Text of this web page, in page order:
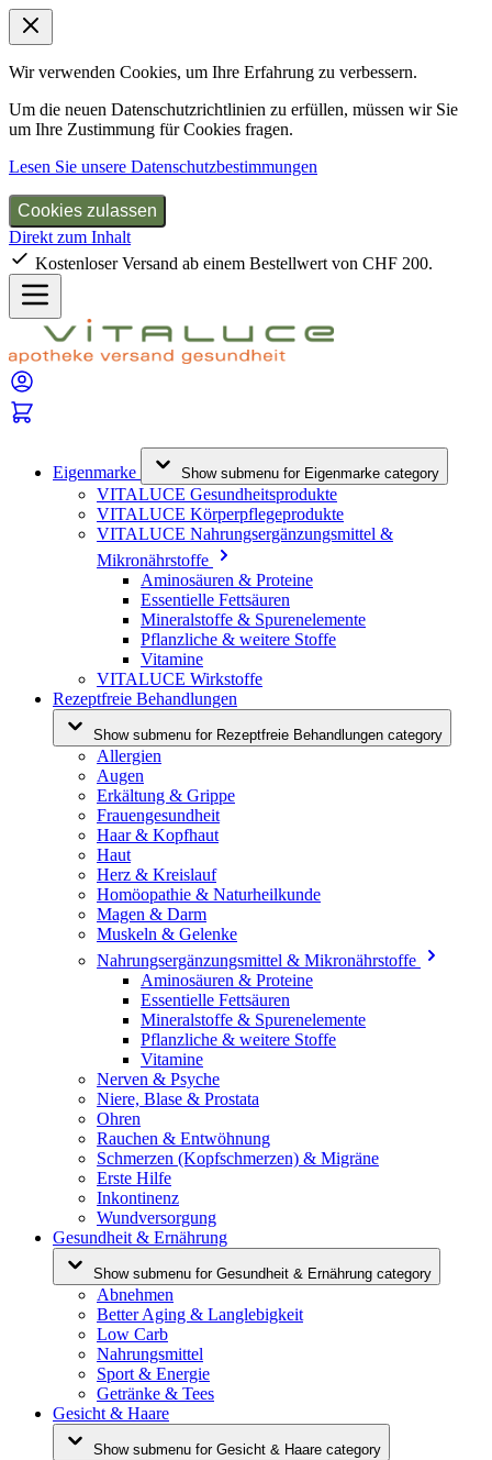
Wir verwenden Cookies, um Ihre Erfahrung zu verbessern.
Um die neuen Datenschutzrichtlinien zu erfüllen, müssen wir Sie
um Ihre Zustimmung für Cookies fragen.
Lesen Sie unsere Datenschutzbestimmungen
Cookies zulassen
Direkt zum Inhalt
Kostenloser Versand ab einem Bestellwert von CHF 200.
Eigenmarke Show submenu for Eigenmarke category
VITALUCE Gesundheitsprodukte
VITALUCE Körperpflegeprodukte
VITALUCE Nahrungsergänzungsmittel &
Mikronährstoffe
Aminosäuren & Proteine
Essentielle Fettsäuren
Mineralstoffe & Spurenelemente
Pflanzliche & weitere Stoffe
Vitamine
VITALUCE Wirkstoffe
Rezeptfreie Behandlungen
Show submenu for Rezeptfreie Behandlungen category
Allergien
Augen
Erkältung & Grippe
Frauengesundheit
Haar & Kopfhaut
Haut
Herz & Kreislauf
Homöopathie & Naturheilkunde
Magen & Darm
Muskeln & Gelenke
Nahrungsergänzungsmittel & Mikronährstoffe
Aminosäuren & Proteine
Essentielle Fettsäuren
Mineralstoffe & Spurenelemente
Pflanzliche & weitere Stoffe
Vitamine
Nerven & Psyche
Niere, Blase & Prostata
Ohren
Rauchen & Entwöhnung
Schmerzen (Kopfschmerzen) & Migräne
Erste Hilfe
Inkontinenz
Wundversorgung
Gesundheit & Ernährung
Show submenu for Gesundheit & Ernährung category
Abnehmen
Better Aging & Langlebigkeit
Low Carb
Nahrungsmittel
Sport & Energie
Getränke & Tees
Gesicht & Haare
Show submenu for Gesicht & Haare category